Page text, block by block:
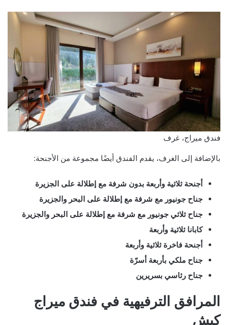
فندق ميراج، غرف
بالإضافة إلى الغرف، يقدم الفندق أيضًا مجموعة من الأجنحة:
أجنحة ثلاثية وأربعة بدون شرفة مع إطلالة على الجزيرة
جناح جونيور مع شرفة مع إطلالة على البحر والجزيرة
جناح ثلاثي جونيور مع شرفة مع إطلالة على البحر والجزيرة
كابانا ثلاثية وأربعة
أجنحة فاخرة ثلاثية وأربعة
جناح ملكي بأربعة أسرّة
جناح رئاسي بسريرين
المرافق الترفيهية في فندق ميراج
كيش